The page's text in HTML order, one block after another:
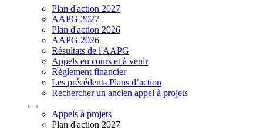
Plan d'action 2027
AAPG 2027
Plan d'action 2026
AAPG 2026
Résultats de l'AAPG
Appels en cours et à venir
Règlement financier
Les précédents Plans d’action
Rechercher un ancien appel à projets
Appels à projets
Plan d'action 2027